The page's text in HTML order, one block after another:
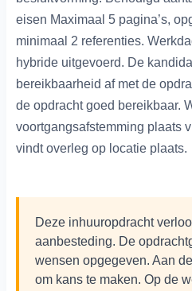
eisen Maximaal 5 pagina’s,
minimaal 2 referenties.
hybride uitgevoerd. De
bereikbaarheid af met de
de opdracht goed bereikbaar.
voortgangsafstemming plaats
vindt overleg op locatie plaats.
Deze inhuuropdracht
aanbesteding. De
wensen opgegeven. Aan
om kans te maken. Op de